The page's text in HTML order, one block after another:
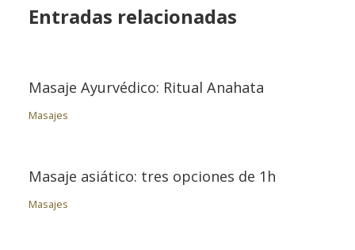
Entradas relacionadas
Masaje Ayurvédico: Ritual Anahata
Masajes
Masaje asiático: tres opciones de 1h
Masajes